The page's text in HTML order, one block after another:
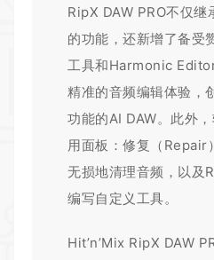
RipX DAW PRO不仅继
的功能，还新增了备
工具和Harmonic
精准的音频编辑体验，
功能的AI DAW。此外
用面板：修复（Repair
无损地清理音频，以
编写自定义工具。
Hit’n’Mix RipX DAW